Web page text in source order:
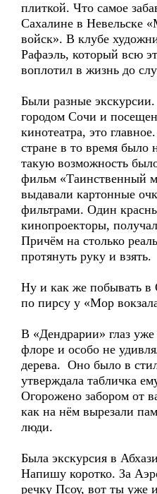
плиткой. Что самое
Сахалине в Невельске
войск». В клубе
Рафаэль, который всю
воплотил в жизнь до
Были разные
городом Сочи и
кинотеатра, это
стране в то время было
такую возможность
фильм «Таинственный
выдавали картонные
фильтрами. Один
кинопроекторы,
Причём на столько
протянуть руку и взять.
Ну и как же побывать в
по пирсу у «Мор
В «Дендрарии» глаз
флоре и особо не
дерева. Оно было в
утверждала табличка
Огорожено забором от
как на нём вырезали
люди.
Была экскурсия в
Напишу коротко. За
речку Псоу, вот ты уже